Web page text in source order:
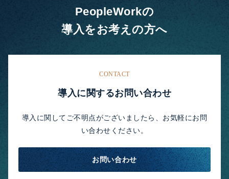
PeopleWorkの
導入をお考えの方へ
CONTACT
導入に関するお問い合わせ
導入に関してご不明点がございましたら、お気軽にお問
い合わせください。
お問い合わせ